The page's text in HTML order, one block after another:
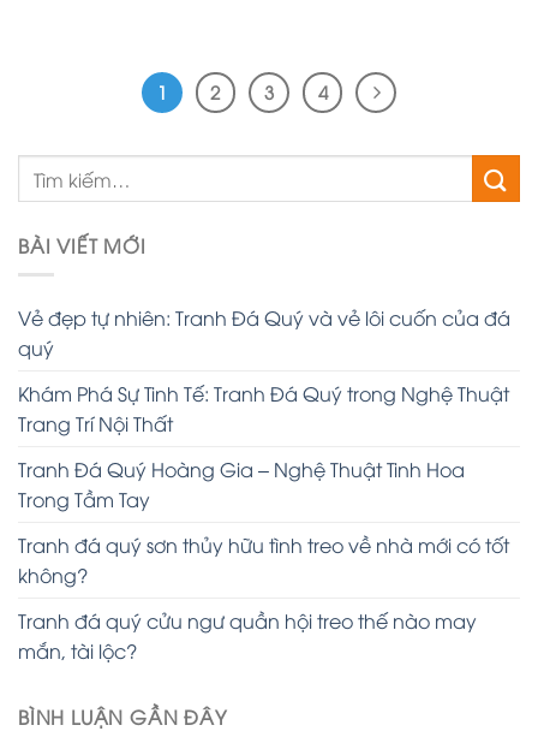
1 2 3 4
BÀI VIẾT MỚI
Vẻ đẹp tự nhiên: Tranh Đá Quý và vẻ lôi cuốn của đá
quý
Khám Phá Sự Tinh Tế: Tranh Đá Quý trong Nghệ Thuật
Trang Trí Nội Thất
Tranh Đá Quý Hoàng Gia – Nghệ Thuật Tinh Hoa
Trong Tầm Tay
Tranh đá quý sơn thủy hữu tình treo về nhà mới có tốt
không?
Tranh đá quý cửu ngư quần hội treo thế nào may
mắn, tài lộc?
BÌNH LUẬN GẦN ĐÂY